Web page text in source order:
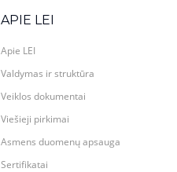
APIE LEI
Apie LEI
Valdymas ir struktūra
Veiklos dokumentai
Viešieji pirkimai
Asmens duomenų apsauga
Sertifikatai